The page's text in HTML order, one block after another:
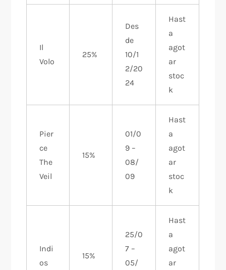
Il
Volo
25%
Des
de
10/1
2/20
24
Hast
a
agot
ar
stoc
k
Pier
ce
The
Veil
15%
01/0
9 –
08/
09
Hast
a
agot
ar
stoc
k
Indi
os
15%
25/0
7 –
05/
Hast
a
agot
ar